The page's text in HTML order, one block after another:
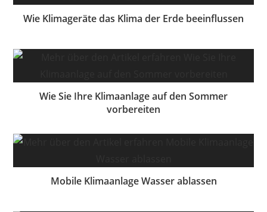
Wie Klimageräte das Klima der Erde beeinflussen
Wie Sie Ihre Klimaanlage auf den Sommer
vorbereiten
Mobile Klimaanlage Wasser ablassen